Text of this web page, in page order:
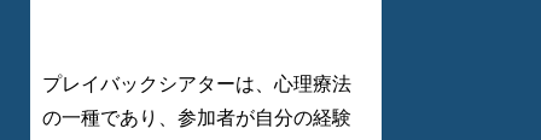
プレイバックシアターは、心理療法
の一種であり、参加者が自分の経験